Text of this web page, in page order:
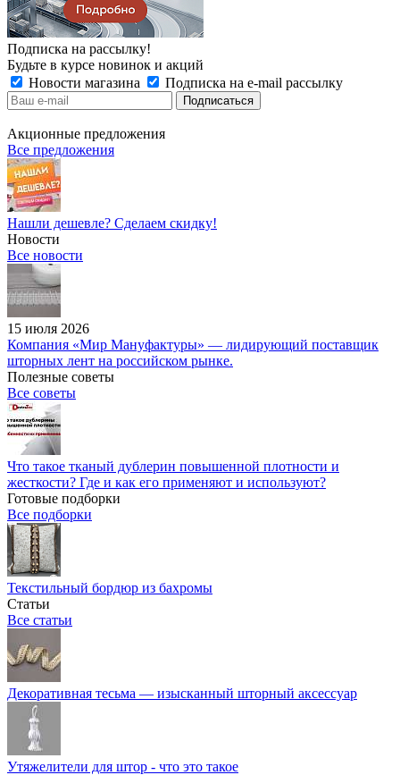
Подписка на рассылку!
Будьте в курсе новинок и акций
Новости магазина
Подписка на e-mail рассылку
Акционные предложения
Все предложения
Нашли дешевле? Сделаем скидку!
Новости
Все новости
15 июля 2026
Компания «Мир Мануфактуры» — лидирующий поставщик
шторных лент на российском рынке.
Полезные советы
Все советы
Что такое тканый дублерин повышенной плотности и
жесткости? Где и как его применяют и используют?
Готовые подборки
Все подборки
Текстильный бордюр из бахромы
Статьи
Все статьи
Декоративная тесьма — изысканный шторный аксессуар
Утяжелители для штор - что это такое